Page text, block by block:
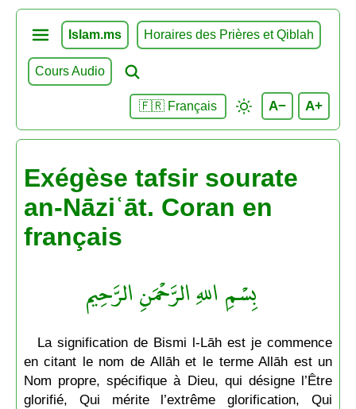
Islam.ms Horaires des Prières et Qiblah
Cours Audio
🇫🇷 Français A− A+
Exégèse tafsir sourate
an-Nāziʿāt. Coran en
français
بِسْمِ اللهِ الرَّحْمَنِ الرَّحِيم
La signification de Bismi l-Lāh est je commence
en citant le nom de Allāh et le terme Allāh est un
Nom propre, spécifique à Dieu, qui désigne l’Être
glorifié, Qui mérite l’extrême glorification, Qui